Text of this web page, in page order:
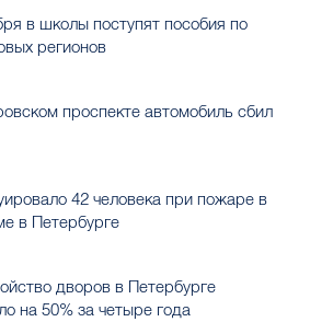
в школы поступят пособия по
регионов
проспекте автомобиль сбил
42 человека при пожаре в
в Петербурге
дворов в Петербурге
на 50% за четыре года